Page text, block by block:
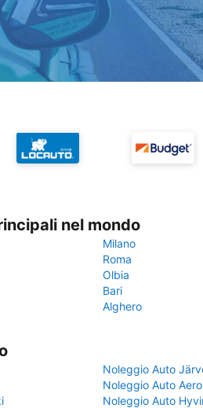
nel mondo
Milano
Roma
Olbia
Bari
Alghero
Noleggio Auto
Noleggio Auto
Noleggio Auto